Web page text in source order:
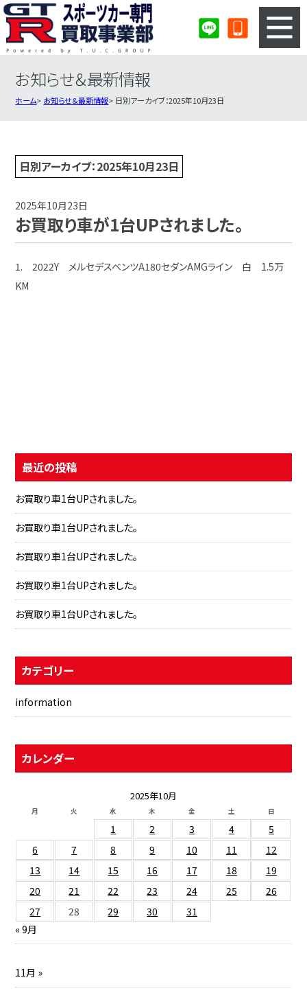
3ステップのカンタン査定
スポーツカー買取実績 会社概要・店舗紹介・MAP
お知らせ＆最新情報
ホーム お知らせ＆最新情報 日別アーカイブ：2025年10月23日
日別アーカイブ：2025年10月23日
2025年10月23日
お買取り車が1台UPされました。
1. 2022Y メルセデスベンツA180セダンAMGライン 白 1.5万
KM
最近の投稿
お買取り車1台UPされました。
お買取り車1台UPされました。
お買取り車1台UPされました。
お買取り車1台UPされました。
お買取り車1台UPされました。
カテゴリー
information
カレンダー
2025年10月
月 火 水 木 金 土 日
1 2 3 4
5
6
7 8 9 10 11
12
13
14 15 16 17 18
19
20
21 22 23 24 25
26
27
28 29 30
31
« 9月
11月 »